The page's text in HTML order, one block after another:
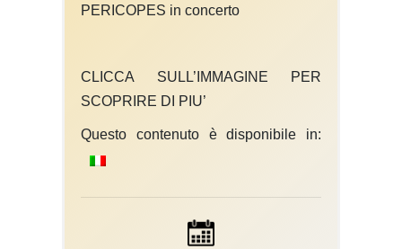
PERICOPES in concerto
CLICCA SULL’IMMAGINE PER
SCOPRIRE DI PIU’
Questo contenuto è disponibile in: